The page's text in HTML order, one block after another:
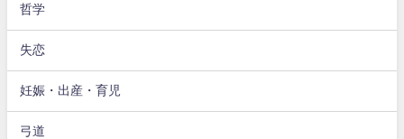
哲学
失恋
妊娠・出産・育児
弓道